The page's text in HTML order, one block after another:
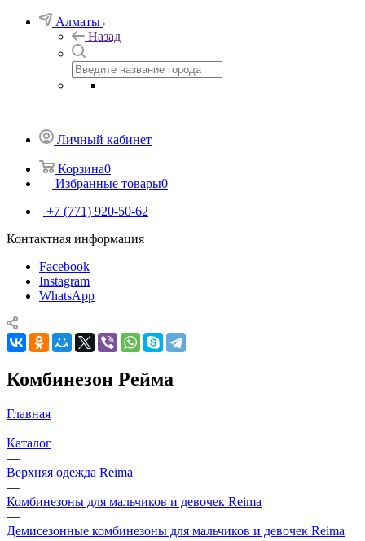
Алматы
Назад
Личный кабинет
Корзина0
Избранные товары0
+7 (771) 920-50-62
Контактная информация
Facebook
Instagram
WhatsApp
Комбинезон Рейма
Главная
—
Каталог
—
Верхняя одежда Reima
—
Комбинезоны для мальчиков и девочек Reima
—
Демисезонные комбинезоны для мальчиков и девочек Reima